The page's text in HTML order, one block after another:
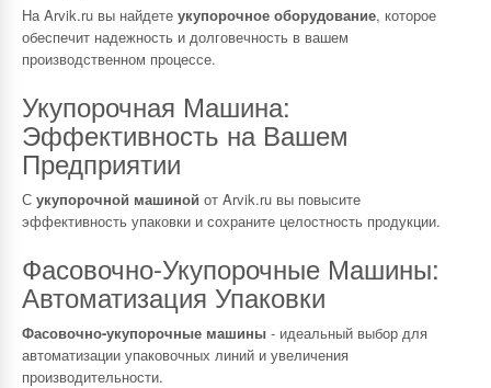
На Arvik.ru вы найдете укупорочное оборудование, которое
обеспечит надежность и долговечность в вашем
производственном процессе.
Укупорочная Машина:
Эффективность на Вашем
Предприятии
С укупорочной машиной от Arvik.ru вы повысите
эффективность упаковки и сохраните целостность продукции.
Фасовочно-Укупорочные Машины:
Автоматизация Упаковки
Фасовочно-укупорочные машины - идеальный выбор для
автоматизации упаковочных линий и увеличения
производительности.